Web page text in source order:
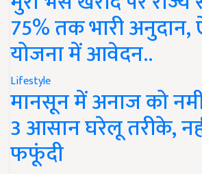
75% तक भारी
योजना में आवेदन..
Lifestyle
मानसून में अनाज को
3 आसान घरेलू तरीके,
फफूंदी